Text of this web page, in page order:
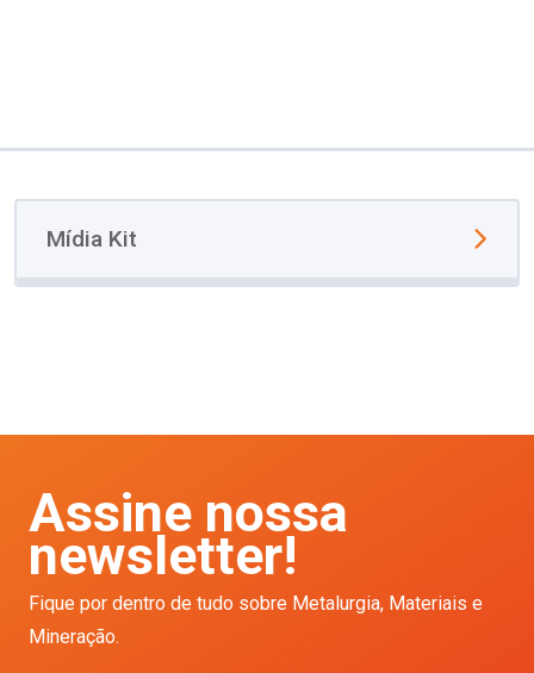
Mídia Kit
Assine nossa
newsletter!
Fique por dentro de tudo sobre Metalurgia, Materiais e
Mineração.